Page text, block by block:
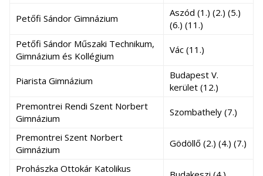
Petőfi Sándor Gimnázium
Aszód (1.) (2.) (5.)
(6.) (11.)
Petőfi Sándor Műszaki Technikum,
Gimnázium és Kollégium
Vác (11.)
Piarista Gimnázium
Budapest V.
kerület (12.)
Premontrei Rendi Szent Norbert
Gimnázium
Szombathely (7.)
Premontrei Szent Norbert
Gimnázium
Gödöllő (2.) (4.) (7.)
Prohászka Ottokár Katolikus